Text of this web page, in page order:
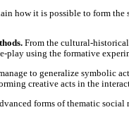
how it is possible to form
From the cultural-
play using the formative
to generalize symbolic
creative acts in the
forms of thematic